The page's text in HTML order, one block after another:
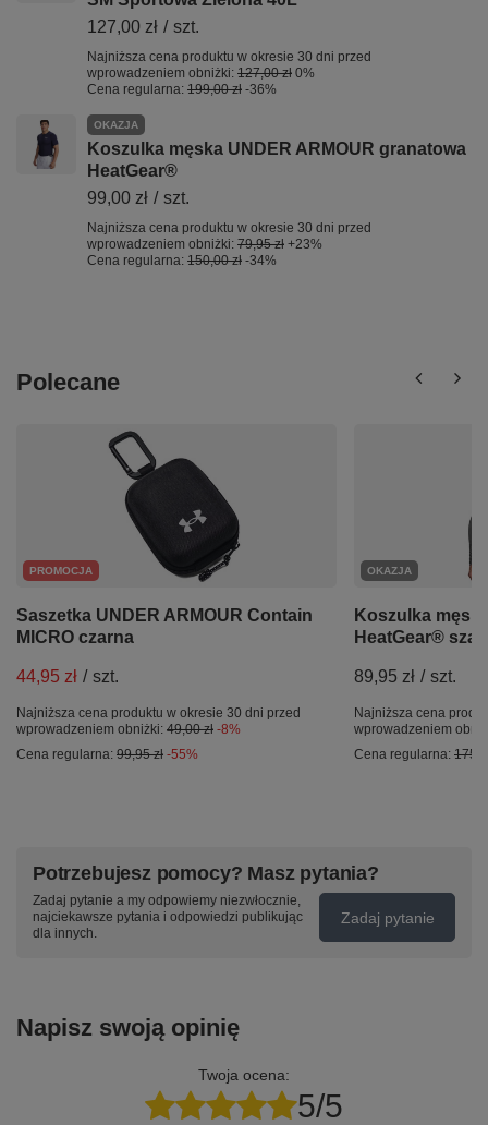
127,00 zł / szt.
Najniższa cena produktu w okresie 30 dni przed
wprowadzeniem obniżki: 127,00 zł 0%
Cena regularna: 199,00 zł -36%
OKAZJA
Koszulka męska UNDER ARMOUR granatowa
HeatGear®
99,00 zł / szt.
Najniższa cena produktu w okresie 30 dni przed
wprowadzeniem obniżki: 79,95 zł +23%
Cena regularna: 150,00 zł -34%
Polecane
PROMOCJA
Saszetka UNDER ARMOUR Contain
MICRO czarna
44,95 zł / szt.
Najniższa cena produktu w okresie 30 dni przed
wprowadzeniem obniżki: 49,00 zł -8%
Cena regularna: 99,95 zł -55%
OKAZJA
Koszulka
HeatGear®
89,95 zł / szt.
Najniższa cena
wprowadzeniem
Cena regularna:
Potrzebujesz pomocy? Masz pytania?
Zadaj pytanie a my odpowiemy niezwłocznie,
najciekawsze pytania i odpowiedzi publikując
dla innych.
Zadaj pytanie
Napisz swoją opinię
Twoja ocena:
5/5